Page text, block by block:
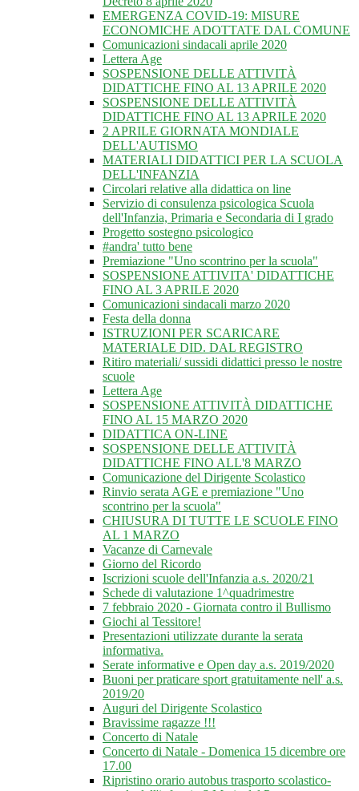
EMERGENZA COVID-19: MISURE
ECONOMICHE ADOTTATE DAL COMUNE
Comunicazioni sindacali aprile 2020
Lettera Age
SOSPENSIONE DELLE ATTIVITÀ
DIDATTICHE FINO AL 13 APRILE 2020
SOSPENSIONE DELLE ATTIVITÀ
DIDATTICHE FINO AL 13 APRILE 2020
2 APRILE GIORNATA MONDIALE
DELL'AUTISMO
MATERIALI DIDATTICI PER LA SCUOLA
DELL'INFANZIA
Circolari relative alla didattica on line
Servizio di consulenza psicologica Scuola
dell'Infanzia, Primaria e Secondaria di I grado
Progetto sostegno psicologico
#andra' tutto bene
Premiazione "Uno scontrino per la scuola"
SOSPENSIONE ATTIVITA' DIDATTICHE
FINO AL 3 APRILE 2020
Comunicazioni sindacali marzo 2020
Festa della donna
ISTRUZIONI PER SCARICARE
MATERIALE DID. DAL REGISTRO
Ritiro materiali/ sussidi didattici presso le nostre
scuole
Lettera Age
SOSPENSIONE ATTIVITÀ DIDATTICHE
FINO AL 15 MARZO 2020
DIDATTICA ON-LINE
SOSPENSIONE DELLE ATTIVITÀ
DIDATTICHE FINO ALL'8 MARZO
Comunicazione del Dirigente Scolastico
Rinvio serata AGE e premiazione "Uno
scontrino per la scuola"
CHIUSURA DI TUTTE LE SCUOLE FINO
AL 1 MARZO
Vacanze di Carnevale
Giorno del Ricordo
Iscrizioni scuole dell'Infanzia a.s. 2020/21
Schede di valutazione 1^quadrimestre
7 febbraio 2020 - Giornata contro il Bullismo
Giochi al Tessitore!
Presentazioni utilizzate durante la serata
informativa.
Serate informative e Open day a.s. 2019/2020
Buoni per praticare sport gratuitamente nell' a.s.
2019/20
Auguri del Dirigente Scolastico
Bravissime ragazze !!!
Concerto di Natale
Concerto di Natale - Domenica 15 dicembre ore
17.00
Ripristino orario autobus trasporto scolastico-